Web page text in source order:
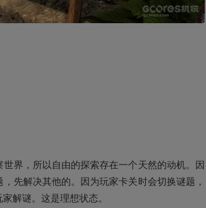
界，所以自由的探索存在一个天然的动机。因
先解决其他的。因为玩家卡关时会切换谜题，
解谜。这是理想状态。